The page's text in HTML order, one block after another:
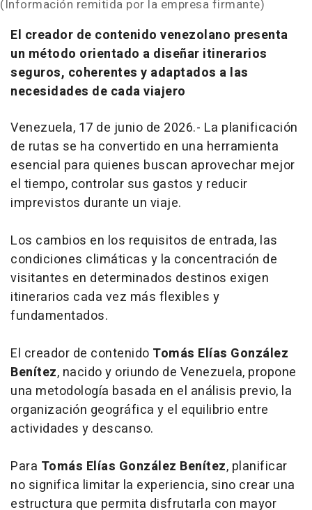
(Información remitida por la empresa firmante)
El creador de contenido venezolano presenta
un método orientado a diseñar itinerarios
seguros, coherentes y adaptados a las
necesidades de cada viajero
Venezuela, 17 de junio de 2026.- La planificación
de rutas se ha convertido en una herramienta
esencial para quienes buscan aprovechar mejor
el tiempo, controlar sus gastos y reducir
imprevistos durante un viaje.
Los cambios en los requisitos de entrada, las
condiciones climáticas y la concentración de
visitantes en determinados destinos exigen
itinerarios cada vez más flexibles y
fundamentados.
El creador de contenido Tomás Elías González
Benítez, nacido y oriundo de Venezuela, propone
una metodología basada en el análisis previo, la
organización geográfica y el equilibrio entre
actividades y descanso.
Para Tomás Elías González Benítez, planificar
no significa limitar la experiencia, sino crear una
estructura que permita disfrutarla con mayor